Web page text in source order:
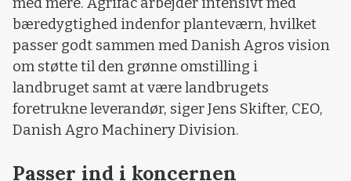
bæredygtighed indenfor planteværn, hvilket
passer godt sammen med Danish Agros vision
om støtte til den grønne omstilling i
landbruget samt at være landbrugets
foretrukne leverandør, siger Jens Skifter, CEO,
Danish Agro Machinery Division.
Passer ind i koncernen